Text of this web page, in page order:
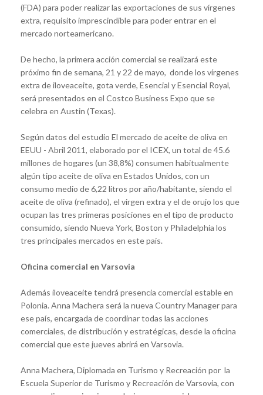
(FDA) para poder realizar las exportaciones de sus vírgenes
extra, requisito imprescindible para poder entrar en el
mercado norteamericano.
De hecho, la primera acción comercial se realizará este
próximo fin de semana, 21 y 22 de mayo, donde los vírgenes
extra de iloveaceite, gota verde, Esencial y Esencial Royal,
será presentados en el Costco Business Expo que se
celebra en Austin (Texas).
Según datos del estudio El mercado de aceite de oliva en
EEUU - Abril 2011, elaborado por el ICEX, un total de 45.6
millones de hogares (un 38,8%) consumen habitualmente
algún tipo aceite de oliva en Estados Unidos, con un
consumo medio de 6,22 litros por año/habitante, siendo el
aceite de oliva (refinado), el virgen extra y el de orujo los que
ocupan las tres primeras posiciones en el tipo de producto
consumido, siendo Nueva York, Boston y Philadelphia los
tres principales mercados en este país.
Oficina comercial en Varsovia
Además iloveaceite tendrá presencia comercial estable en
Polonia. Anna Machera será la nueva Country Manager para
ese país, encargada de coordinar todas las acciones
comerciales, de distribución y estratégicas, desde la oficina
comercial que este jueves abrirá en Varsovia.
Anna Machera, Diplomada en Turismo y Recreación por la
Escuela Superior de Turismo y Recreación de Varsovia, con